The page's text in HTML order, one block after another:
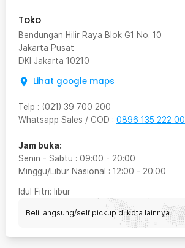
Toko
Bendungan Hilir Raya Blok G1 No. 10
Jakarta Pusat
DKI Jakarta 10210
Lihat google maps
Telp : (021) 39 700 200
Whatsapp Sales / COD : 0896 135 222 00
Jam buka:
Senin - Sabtu : 09:00 - 20:00
Minggu/Libur Nasional : 12:00 - 20:00
Idul Fitri: libur
Beli langsung/self pickup di kota lainnya